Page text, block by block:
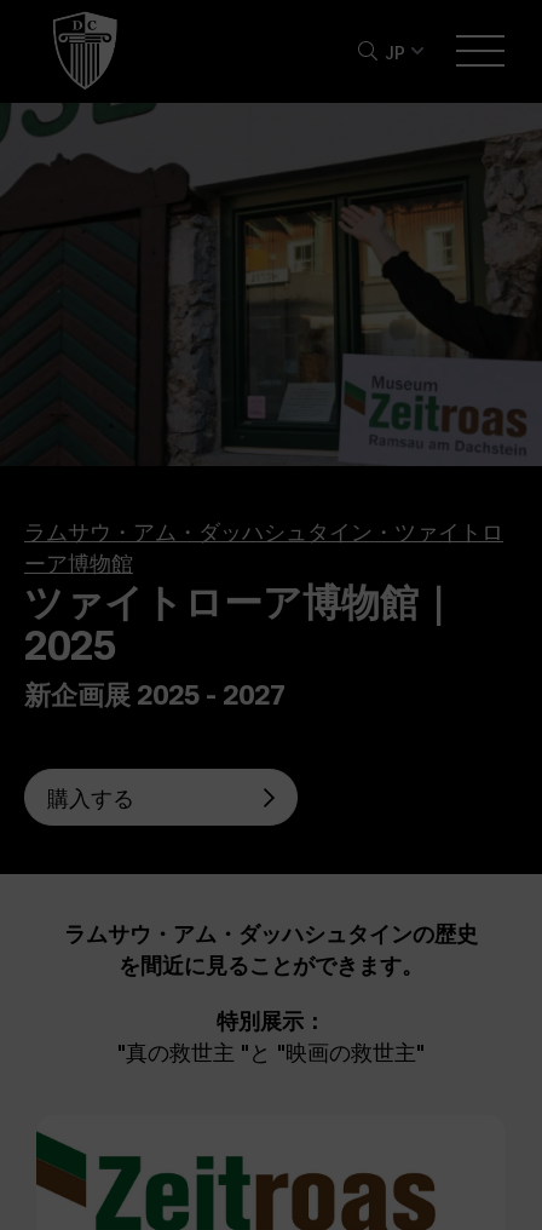
JP
ラムサウ・アム・ダッハシュタイン・ツァイトロ
ーア博物館
ツァイトローア博物館｜
2025
新企画展 2025 - 2027
購入する
ラムサウ・アム・ダッハシュタインの歴史
を間近に見ることができます。
特別展示：
"真の救世主 "と "映画の救世主"